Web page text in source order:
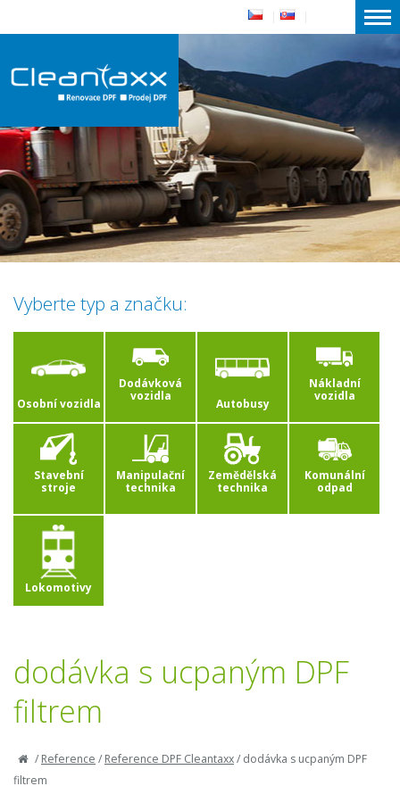
Vyberte typ a značku:
Osobní vozidla
Dodávková
vozidla
Autobusy
Nákladní
vozidla
Stavební
stroje
Manipulační
technika
Zemědělská
technika
Komunální
odpad
Lokomotivy
dodávka s ucpaným DPF
filtrem
/Reference /Reference DPF Cleantaxx/dodávka s ucpaným DPF
filtrem